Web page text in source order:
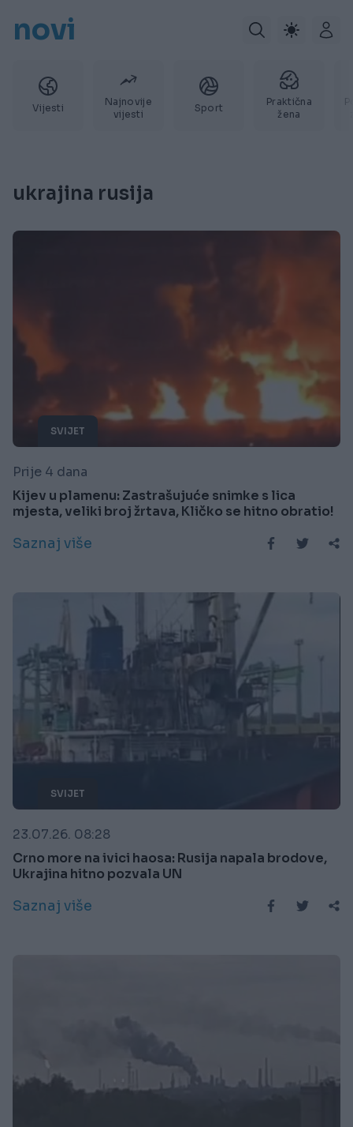
novi
Vijesti
Najnovije
vijesti
Sport
Praktična
žena
ukrajina rusija
SVIJET
Prije 4 dana
Kijev u plamenu: Zastrašujuće snimke s lica
mjesta, veliki broj žrtava, Kličko se hitno obratio!
Saznaj više
SVIJET
23.07.26. 08:28
Crno more na ivici haosa: Rusija napala brodove,
Ukrajina hitno pozvala UN
Saznaj više